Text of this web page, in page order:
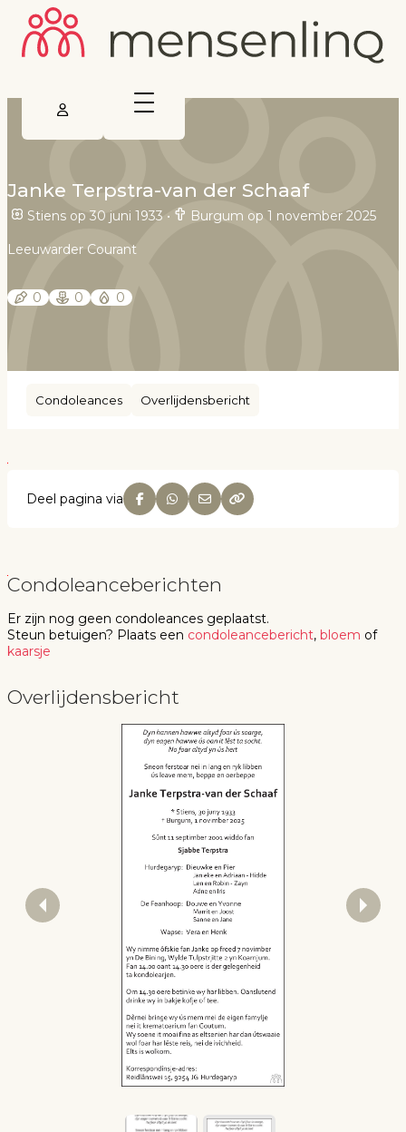
Janke Terpstra-van der Schaaf
Stiens op 30 juni 1933 • Burgum op 1 november 2025
Leeuwarder Courant
0 0 0
Condoleances Overlijdensbericht
Deel pagina via
Condoleanceberichten
Er zijn nog geen condoleances geplaatst.
Steun betuigen? Plaats een condoleancebericht, bloem of
kaarsje
Overlijdensbericht